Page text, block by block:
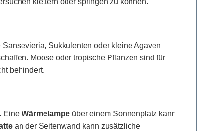
Sukkulenten oder kleine Agaven
Moose oder tropische Pflanzen sind für
behindert.
Eine Wärmelampe über einem Sonnenplatz kann
an der Seitenwand kann zusätzliche